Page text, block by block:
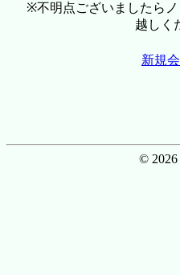
※不明点ございましたら
越しく
新規
© 2026